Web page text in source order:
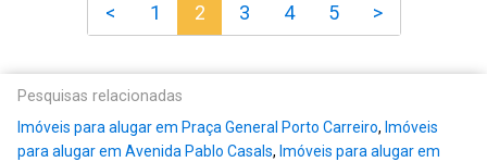
< 1 2 3 4 5 >
Pesquisas relacionadas
Imóveis para alugar em Praça General Porto Carreiro, Imóveis
para alugar em Avenida Pablo Casals, Imóveis para alugar em